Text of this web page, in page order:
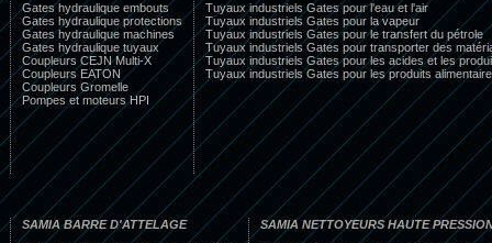
Gates hydraulique embouts
Gates hydraulique protections
Gates hydraulique machines
Gates hydraulique tuyaux
Coupleurs CEJN Multi-X
Coupleurs EATON
Coupleurs Gromelle
Pompes et moteurs HPI
Tuyaux industriels Gates pour l'eau et l'air
Tuyaux industriels Gates pour la vapeur
Tuyaux industriels Gates pour le transfert du pétrole
Tuyaux industriels Gates pour transporter des
Tuyaux industriels Gates pour les acides et les
Tuyaux industriels Gates pour les produits
SAMIA BARRE D'ATTELAGE
SAMIA NETTOYEURS HAUTE